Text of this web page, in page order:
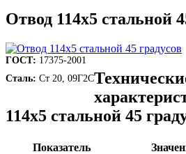
Отвод 114х5 стальной
ГОСТ: 17375-2001
Сталь: Ст 20, 09Г2С
114х5 стальной 45
Показатель